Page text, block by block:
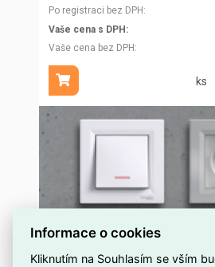
Po registraci bez DPH
Vaše cena s DPH
Vaše cena bez DPH
ks
Přidat do košíku
Informace o cookies
Kliknutím na Souhlasím se vším